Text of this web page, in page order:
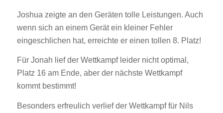
Joshua zeigte an den Geräten tolle Leistungen. Auch
wenn sich an einem Gerät ein kleiner Fehler
eingeschlichen hat, erreichte er einen tollen 8. Platz!
Für Jonah lief der Wettkampf leider nicht optimal,
Platz 16 am Ende, aber der nächste Wettkampf
kommt bestimmt!
Besonders erfreulich verlief der Wettkampf für Nils